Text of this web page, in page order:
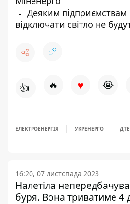
Деяким підприємствам
відключати світло не
👍 🔥 ♥ 😭
ЕЛЕКТРОЕНЕРГІЯ УКРЕНЕРГО
16:20, 07 листопада 2023
Налетіла
буря. Вона триватиме 4